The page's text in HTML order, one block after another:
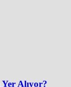
Alıyor?